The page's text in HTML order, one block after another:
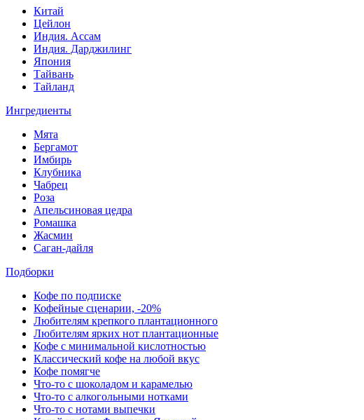
Китай
Цейлон
Индия. Ассам
Индия. Дарджилинг
Япония
Тайвань
Тайланд
Ингредиенты
Мята
Бергамот
Имбирь
Клубника
Чабрец
Роза
Апельсиновая цедра
Ромашка
Жасмин
Саган-дайля
Подборки
Кофе по подписке
Кофейные сценарии, -20%
Любителям крепкого плантационного
Любителям ярких нот плантационные
Кофе с минимальной кислотностью
Классический кофе на любой вкус
Кофе помягче
Что-то с шоколадом и карамелью
Что-то с алкогольными нотками
Что-то с нотами выпечки